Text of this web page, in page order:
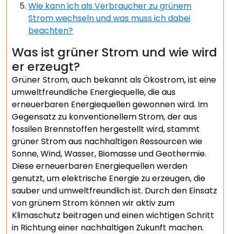
Wie kann ich als Verbraucher zu grünem
Strom wechseln und was muss ich dabei
beachten?
Was ist grüner Strom und wie wird
er erzeugt?
Grüner Strom, auch bekannt als Ökostrom, ist eine
umweltfreundliche Energiequelle, die aus
erneuerbaren Energiequellen gewonnen wird. Im
Gegensatz zu konventionellem Strom, der aus
fossilen Brennstoffen hergestellt wird, stammt
grüner Strom aus nachhaltigen Ressourcen wie
Sonne, Wind, Wasser, Biomasse und Geothermie.
Diese erneuerbaren Energiequellen werden
genutzt, um elektrische Energie zu erzeugen, die
sauber und umweltfreundlich ist. Durch den Einsatz
von grünem Strom können wir aktiv zum
Klimaschutz beitragen und einen wichtigen Schritt
in Richtung einer nachhaltigen Zukunft machen.